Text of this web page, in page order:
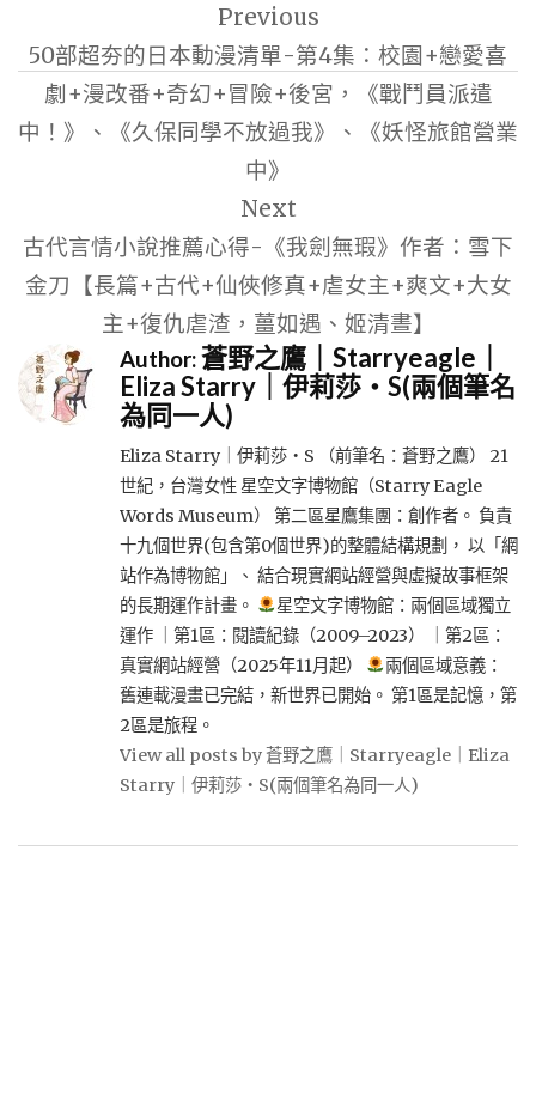
導
覽
Previous
50部超夯的日本動漫清單-第4集：校園+戀愛喜
劇+漫改番+奇幻+冒險+後宮，《戰鬥員派遣
中！》、《久保同學不放過我》、《妖怪旅館營業
中》
Next
古代言情小說推薦心得-《我劍無瑕》作者：雪下
金刀【長篇+古代+仙俠修真+虐女主+爽文+大女
主+復仇虐渣，薑如遇、姬清晝】
Author:蒼野之鷹｜Starryeagle｜
Eliza Starry｜伊莉莎・S(兩個筆名
為同一人)
Eliza Starry｜伊莉莎・S （前筆名：蒼野之鷹） 21
世紀，台灣女性 星空文字博物館（Starry Eagle
Words Museum） 第二區星鷹集團：創作者。 負責
十九個世界(包含第0個世界)的整體結構規劃， 以「網
站作為博物館」、 結合現實網站經營與虛擬故事框架
的長期運作計畫。
星空文字博物館：兩個區域獨立
運作 ｜第1區：閱讀紀錄（2009–2023） ｜第2區：
真實網站經營（2025年11月起）
兩個區域意義：
舊連載漫畫已完結，新世界已開始。 第1區是記憶，第
2區是旅程。
View all posts by 蒼野之鷹｜Starryeagle｜Eliza
Starry｜伊莉莎・S(兩個筆名為同一人)